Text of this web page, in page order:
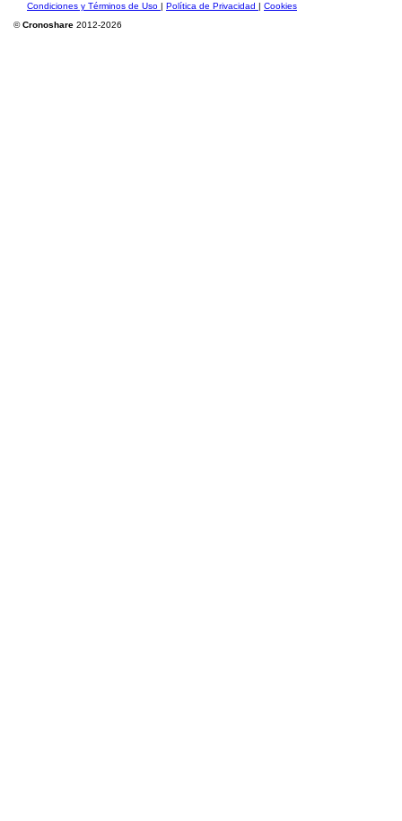
Condiciones y Términos de Uso | Política de Privacidad | Cookies
©Cronoshare 2012-2026